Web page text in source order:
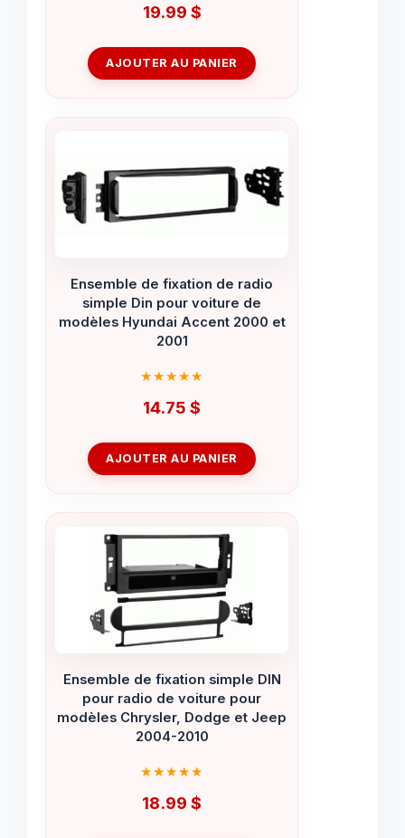
19.99 $
AJOUTER AU PANIER
Ensemble de fixation de radio
simple Din pour voiture de
modèles Hyundai Accent 2000 et
2001
14.75 $
AJOUTER AU PANIER
Ensemble de fixation simple DIN
pour radio de voiture pour
modèles Chrysler, Dodge et Jeep
2004-2010
18.99 $